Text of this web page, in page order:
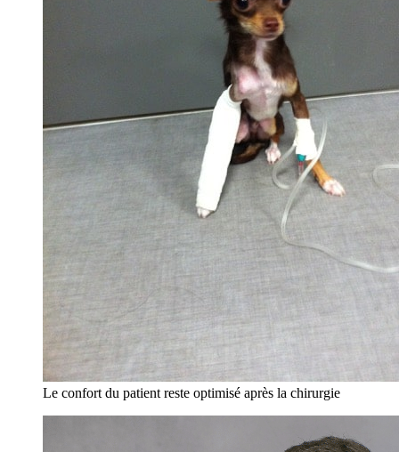
Le confort du patient reste optimisé après la chirurgie